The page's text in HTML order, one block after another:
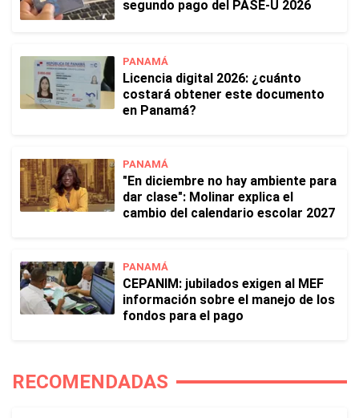
segundo pago del PASE-U 2026
PANAMÁ
Licencia digital 2026: ¿cuánto
costará obtener este documento
en Panamá?
PANAMÁ
"En diciembre no hay ambiente para
dar clase": Molinar explica el
cambio del calendario escolar 2027
PANAMÁ
CEPANIM: jubilados exigen al MEF
información sobre el manejo de los
fondos para el pago
RECOMENDADAS